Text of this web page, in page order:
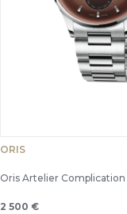
ORIS
Oris Artelier Complication
2 500 €